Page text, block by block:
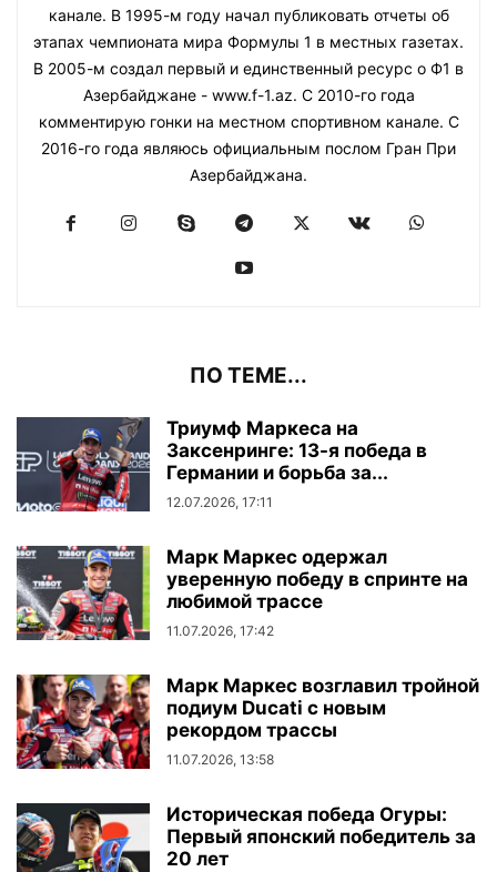
канале. В 1995-м году начал публиковать отчеты об
этапах чемпионата мира Формулы 1 в местных газетах.
В 2005-м создал первый и единственный ресурс о Ф1 в
Азербайджане - www.f-1.az. С 2010-го года
комментирую гонки на местном спортивном канале. С
2016-го года являюсь официальным послом Гран При
Азербайджана.
ПО ТЕМЕ...
Триумф Маркеса на
Заксенринге: 13-я победа в
Германии и борьба за...
12.07.2026, 17:11
Марк Маркес одержал
уверенную победу в спринте на
любимой трассе
11.07.2026, 17:42
Марк Маркес возглавил тройной
подиум Ducati с новым
рекордом трассы
11.07.2026, 13:58
Историческая победа Огуры:
Первый японский победитель за
20 лет